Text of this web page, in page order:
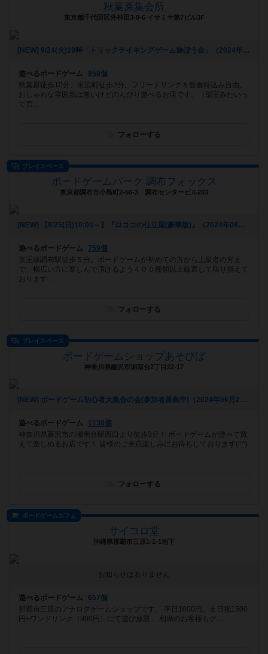
秋葉原集会所
東京都千代田区外神田3-8-6 イサミヤ第7ビル3F
[NEW] 9/24(火)19時「トリックテイキングゲーム遊ぼう会」（2024年08月26日 17時22分）
遊べるボードゲーム
858個
秋葉原徒歩10分、末広町徒歩2分。フリードリンク＆飲食持込み自由。
おしゃれな雰囲気は無いけどのんびり遊べるお店です。（部室みたいっ
て言...
フォローする
プレイスペース
ボードゲームパーク 調布フォックス
東京都調布市小島町2-56-3 調布センタービル203
[NEW] 【8/25(日)10:00～】『ロココの仕立屋(豪華版)』（2024年08月24日 17時44分）
遊べるボードゲーム
759個
京王線調布駅徒歩５分。ボードゲームが初めての方から上級者の方ま
で、幅広い方に楽しんで頂けるよう４００種類以上厳選して取り揃えて
おります...
フォローする
プレイスペース
ボードゲームショップあそびば
神奈川県藤沢市湘南台2丁目22-17
[NEW] ボードゲーム初心者大集合の会(参加者募集中)（2024年06月21日 09時28分）
遊べるボードゲーム
1138個
神奈川県藤沢市の湘南台駅西口より徒歩3分！ ボードゲームが遊べて買
えて楽しめるお店です！ 皆様のご来店楽しみにお待ちしております(^^)
フォローする
ボードゲームカフェ
サイコロ堂
沖縄県那覇市三原1-1-1地下
お知らせはありません
遊べるボードゲーム
657個
那覇市三原のアナログゲームショップです。 平日1000円、土日祝1500
円+ワンドリンク（300円）にて遊び放題。 相席のお客様もグ...